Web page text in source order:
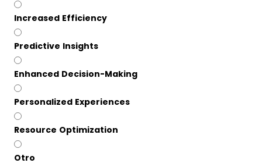
Increased Efficiency
Predictive Insights
Enhanced Decision-Making
Personalized Experiences
Resource Optimization
Otro